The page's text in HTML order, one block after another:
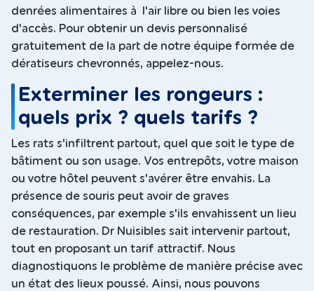
denrées alimentaires à l'air libre ou bien les voies
d'accès. Pour obtenir un devis personnalisé
gratuitement de la part de notre équipe formée de
dératiseurs chevronnés, appelez-nous.
Exterminer les rongeurs :
quels prix ? quels tarifs ?
Les rats s'infiltrent partout, quel que soit le type de
bâtiment ou son usage. Vos entrepôts, votre maison
ou votre hôtel peuvent s'avérer être envahis. La
présence de souris peut avoir de graves
conséquences, par exemple s'ils envahissent un lieu
de restauration. Dr Nuisibles sait intervenir partout,
tout en proposant un tarif attractif. Nous
diagnostiquons le problème de manière précise avec
un état des lieux poussé. Ainsi, nous pouvons